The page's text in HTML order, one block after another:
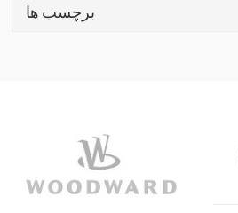
برچسب ها